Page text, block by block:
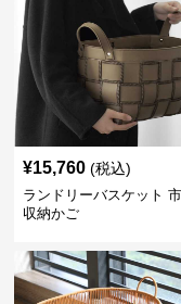
¥15,760 (税込)
ランドリーバスケット
収納かご